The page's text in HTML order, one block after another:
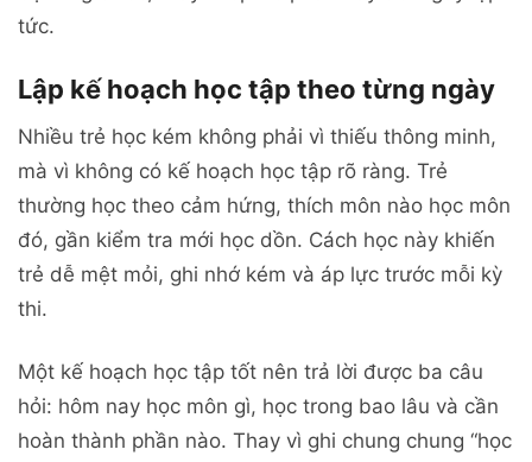
tức.
Lập kế hoạch học tập theo từng ngày
Nhiều trẻ học kém không phải vì thiếu thông minh,
mà vì không có kế hoạch học tập rõ ràng. Trẻ
thường học theo cảm hứng, thích môn nào học môn
đó, gần kiểm tra mới học dồn. Cách học này khiến
trẻ dễ mệt mỏi, ghi nhớ kém và áp lực trước mỗi kỳ
thi.
Một kế hoạch học tập tốt nên trả lời được ba câu
hỏi: hôm nay học môn gì, học trong bao lâu và cần
hoàn thành phần nào. Thay vì ghi chung chung “học